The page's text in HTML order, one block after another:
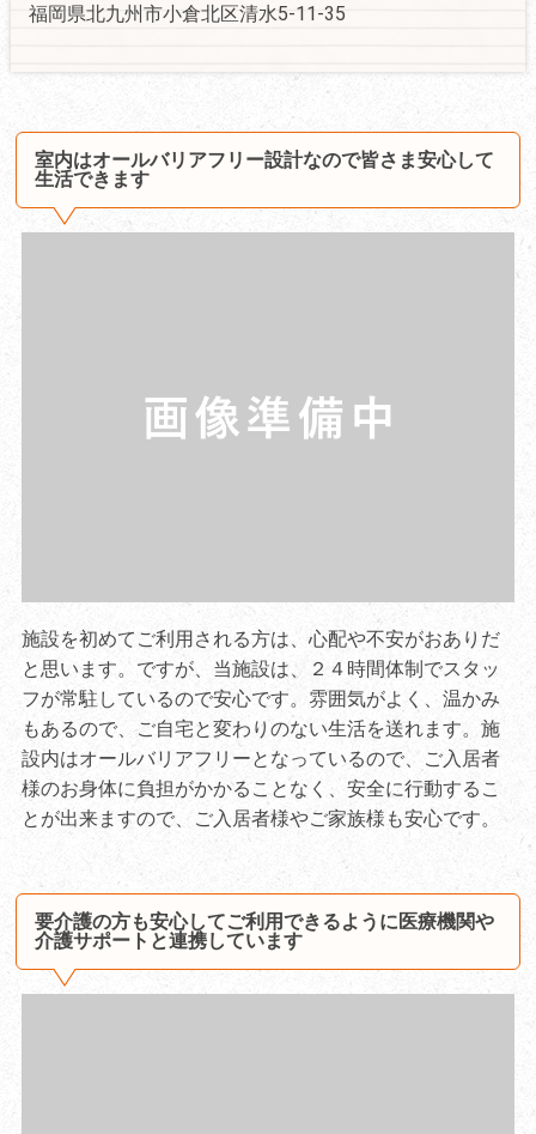
福岡県北九州市小倉北区清水5-11-35
室内はオールバリアフリー設計なので皆さま安心して
生活できます
施設を初めてご利用される方は、心配や不安がおありだ
と思います。ですが、当施設は、２４時間体制でスタッ
フが常駐しているので安心です。雰囲気がよく、温かみ
もあるので、ご自宅と変わりのない生活を送れます。施
設内はオールバリアフリーとなっているので、ご入居者
様のお身体に負担がかかることなく、安全に行動するこ
とが出来ますので、ご入居者様やご家族様も安心です。
要介護の方も安心してご利用できるように医療機関や
介護サポートと連携しています